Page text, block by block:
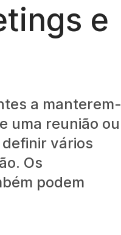
e
a manterem-
uma reunião ou
vários
Os
podem